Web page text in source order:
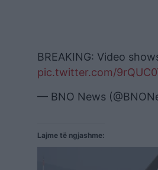
BREAKING: Video
pic.twitter.com/
— BNO News
Lajme të ngjashme: